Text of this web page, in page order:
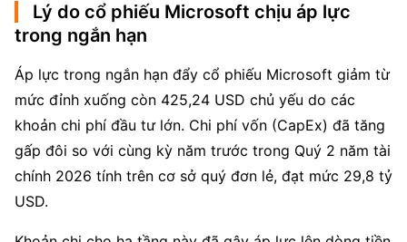
Lý do cổ phiếu Microsoft chịu áp lực
trong ngắn hạn
Áp lực trong ngắn hạn đẩy cổ phiếu Microsoft giảm từ
mức đỉnh xuống còn 425,24 USD chủ yếu do các
khoản chi phí đầu tư lớn. Chi phí vốn (CapEx) đã tăng
gấp đôi so với cùng kỳ năm trước trong Quý 2 năm tài
chính 2026 tính trên cơ sở quý đơn lẻ, đạt mức 29,8 tỷ
USD.